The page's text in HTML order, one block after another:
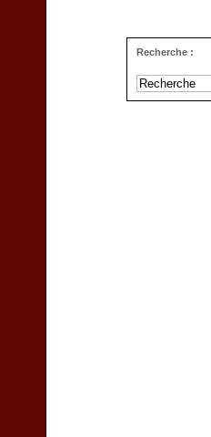
Recherche :